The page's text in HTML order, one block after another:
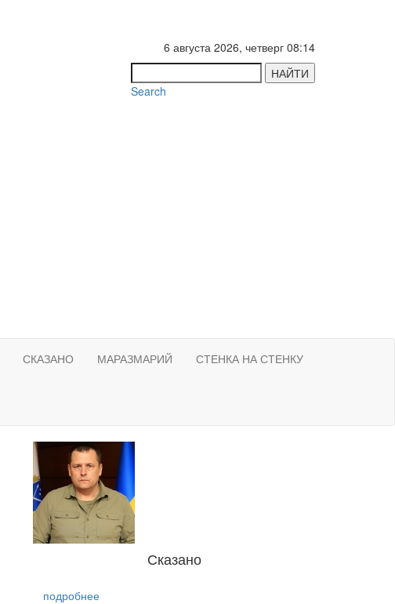
6 августа 2026, четверг 08:14
НАЙТИ
Search
СКАЗАНО МАРАЗМАРИЙ СТЕНКА НА СТЕНКУ
Сказано
подробнее